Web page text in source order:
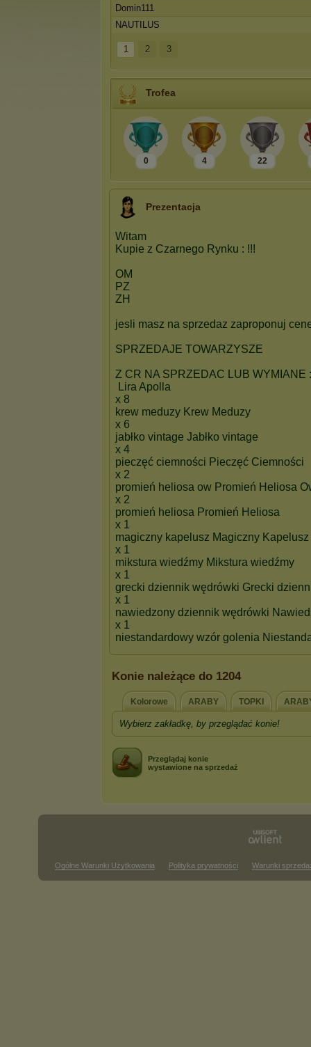
Domin111
NAUTILUS
1 2 3
Trofea
0 4 22
Prezentacja
Konie należące do 1204
Kolorowe ARABY TOPKI
Wybierz zakładkę, by przeglądać konie!
Przeglądaj konie
wystawione na sprzedaż
Ogólne Warunki Użytkowania Polityka prywatności Warunki